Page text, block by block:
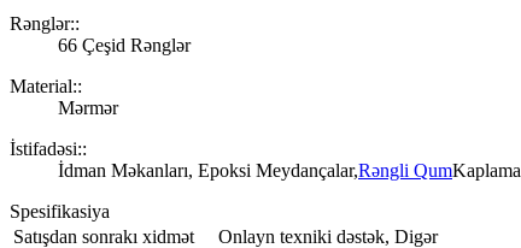
Rənglər::
66 Çeşid Rənglər
Material::
Mərmər
İstifadəsi::
İdman Məkanları, Epoksi Meydançalar,Rəngli QumKaplama
Spesifikasiya
Satışdan sonrakı xidmət
Onlayn texniki dəstək, Digər